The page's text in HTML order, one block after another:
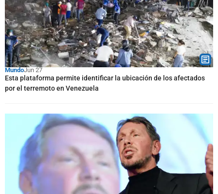
MundoJun 27
Esta plataforma permite identificar la ubicación de los afectados
por el terremoto en Venezuela